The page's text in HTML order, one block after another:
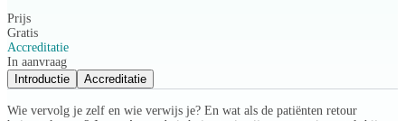
Prijs
Gratis
Accreditatie
In aanvraag
Introductie
Accreditatie
Wie vervolg je zelf en wie verwijs je? En wat als de patiënten retour